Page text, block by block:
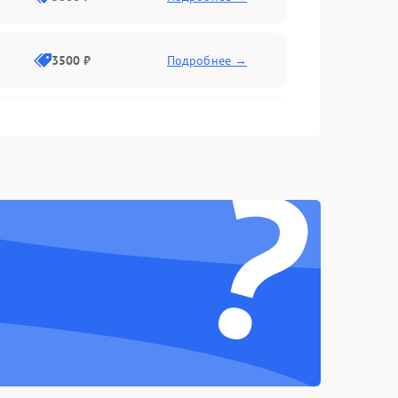
3500 ₽ Подробнее →
2000 ₽ Подробнее →
Подробнее →
Подробнее →
?